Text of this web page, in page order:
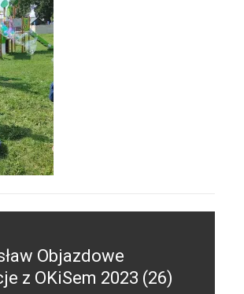
Objazdowe
z OKiSem 2023 (26)